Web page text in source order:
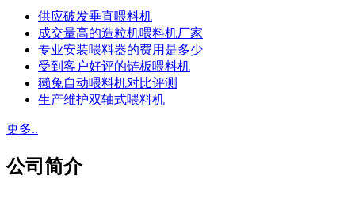
供应破发垂直喂料机
成交量高的造粒机喂料机厂家
专业安装喂料器的费用是多少
受到客户好评的链板喂料机
獭兔自动喂料机对比评测
生产维护双轴式喂料机
更多..
公司简介